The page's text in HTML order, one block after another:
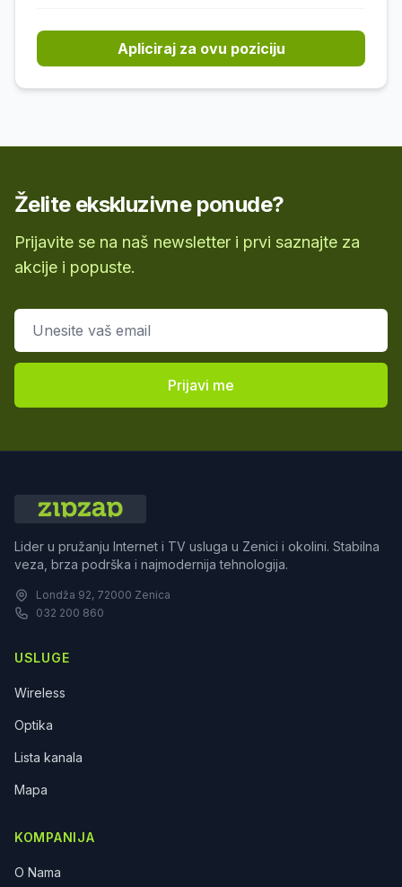
Apliciraj za ovu poziciju
Želite ekskluzivne ponude?
Prijavite se na naš newsletter i prvi saznajte za
akcije i popuste.
Email adresa
Prijavi me
Lider u pružanju Internet i TV usluga u Zenici i okolini. Stabilna
veza, brza podrška i najmodernija tehnologija.
Londža 92, 72000 Zenica
032 200 860
USLUGE
Wireless
Optika
Lista kanala
Mapa
KOMPANIJA
O Nama